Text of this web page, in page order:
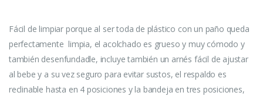
Fácil de limpiar porque al ser toda de plástico con un paño queda
perfectamente limpia, el acolchado es grueso y muy cómodo y
también desenfundadle, incluye también un arnés fácil de ajustar
al bebe y a su vez seguro para evitar sustos, el respaldo es
reclinable hasta en 4 posiciones y la bandeja en tres posiciones,